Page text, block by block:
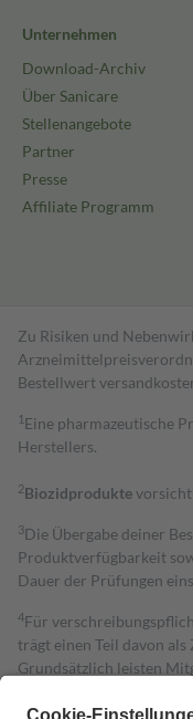
Unternehmen
Download-Archiv
Über Sanicare
Stellenangebote
Partner
Presse
Affiliate Programm
Zu Risiken und
Bestell­wert
1 Eine pharmazeutische
Herstellers.
2Biozidprodukte
3Die Übergabe deiner
Produktverfügbarkeit
Dauer der Prüfungen
4Für
trägt einen Teil davon als
Grundsätzlich leisten
Diese Regeln gelten